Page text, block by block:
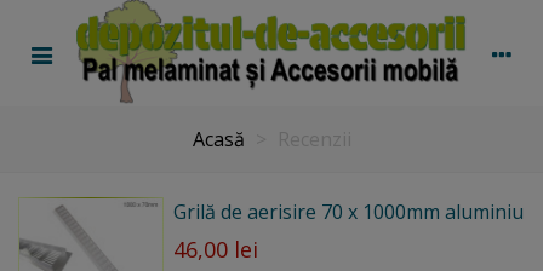
Acasă
Grilă de aerisire 70 x 1000mm aluminiu
46,00 lei